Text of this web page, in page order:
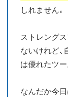
しれません。
ストレング
ないけれど
は優れたツ
なんだか今